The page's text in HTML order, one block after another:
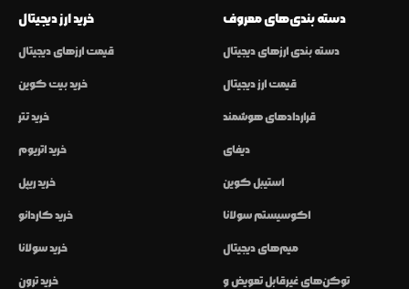
خرید ارز دیجیتال
قیمت ارزهای دیجیتال
خرید بیت کوین
خرید تتر
خرید اتریوم
خرید ریپل
خرید کاردانو
خرید سولانا
خرید ترون
دسته بندی‌های معروف
دسته بندی ارزهای دیجیتال
قیمت ارز دیجیتال
قراردادهای هوشمند
دیفای
استیبل کوین
اکوسیستم سولانا
میم‌های دیجیتال
توکن‌های غیرقابل تعویض و